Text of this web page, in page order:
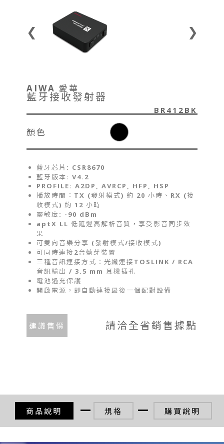
❮ ❯
AIWA 愛華
藍牙接收發射器
BR412BK
顏色
藍牙芯片: CSR8670
藍牙版本: V4.2
PROFILE: A2DP, AVRCP, HFP, HSP
播放時間：TX (發射模式) 約 20 小時、RX (接
收模式) 約 12 小時
靈敏度: -90 dBm
aptX LL 低延遲高解析音質，享受影音同步效
果
可雙向音樂分享 (發射模式/接收模式)
可同時連接2台藍芽裝置
三種音訊連接方式：光纖連接TOSLINK / RCA
音訊輸出 / 3.5 mm 耳機插孔
電池過充保護
開啟電源，即自動連接最後一個配對設備
建議售價 請洽全省銷售據點
商品說明 規格 購買說明